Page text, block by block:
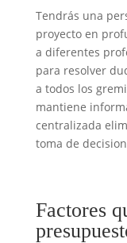
Tendrás una
proyecto en
a diferentes
para resolver
a todos los
mantiene
centralizada
toma de
Factores